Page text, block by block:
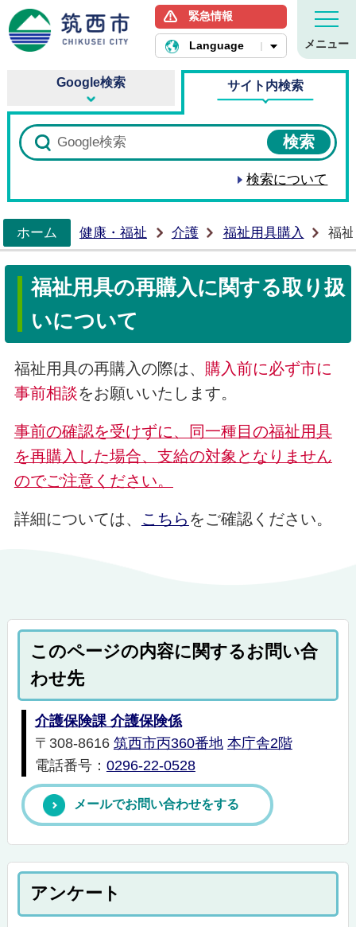
筑西市ホームページ
緊急情報
Language メニュー
Google検索 サイト内検索
検索について
ホーム
健康・福祉 介護 福祉用具購入 福
福祉用具の再購入に関する取り扱
いについて
福祉用具の再購入の際は、 購入前に必ず市に
事前相談をお願いいたします。
事前の確認を受けずに、同一種目の福祉用具
を再購入した場合、支給の対象となりません
のでご注意ください。
詳細については、 こちら をご確認ください。
このページの内容に関するお問い合
わせ先
介護保険課 介護保険係
〒308-8616 筑西市丙360番地 本庁舎2階
電話番号： 0296-22-0528
メールでお問い合わせをする
アンケート